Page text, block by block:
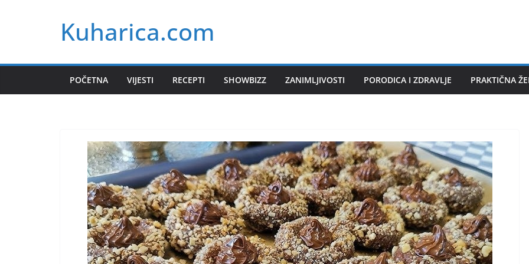
Kuharica.com
POČETNA VIJESTI RECEPTI SHOWBIZZ ZANIMLJIVOSTI PORODICA I ZDRAVLJE PRAKTIČNA